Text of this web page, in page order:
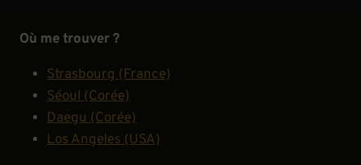
Où me trouver ?
Strasbourg (France)
Séoul (Corée)
Daegu (Corée)
Los Angeles (USA)